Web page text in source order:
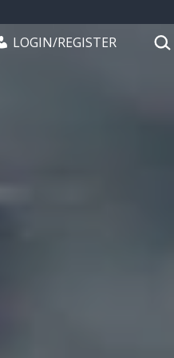
LOGIN/REGISTER